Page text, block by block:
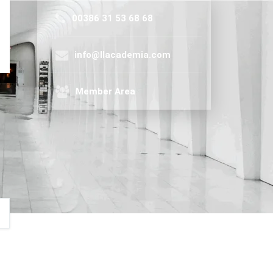
00386 31 53 68 68
info@llacademia.com
Member Area